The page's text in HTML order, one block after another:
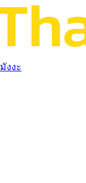
มังงะ